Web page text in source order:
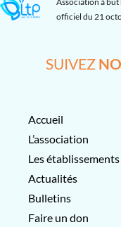
officiel du 21
SUIVEZ
Accueil
L’association
Les établissements
Actualités
Bulletins
Faire un don